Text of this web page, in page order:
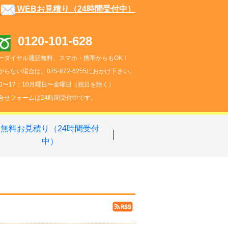
WEBお見積り（24時間受付中）
0120-101-628
ダイヤル通話無料、スマホ・携帯からもOK！
らない場合は、075-872-6255におかけ下さい。
〜17：10月曜日〜金曜日（祝日を除く）
せフォームは24時間受付中です。
無料お見積り（24時間受付
中）